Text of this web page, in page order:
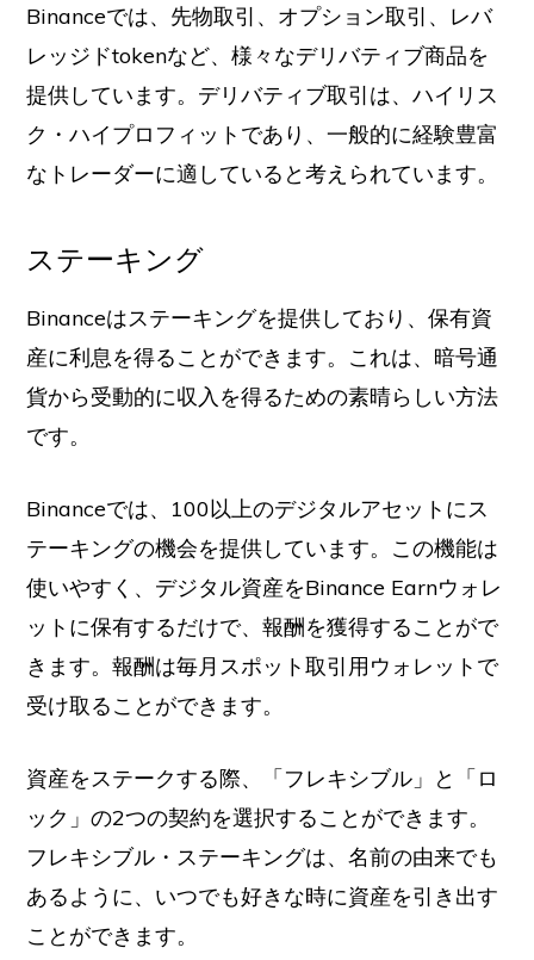
Binanceでは、先物取引、オプション取引、レバ
レッジドtokenなど、様々なデリバティブ商品を
提供しています。デリバティブ取引は、ハイリス
ク・ハイプロフィットであり、一般的に経験豊富
なトレーダーに適していると考えられています。
ステーキング
Binanceはステーキングを提供しており、保有資
産に利息を得ることができます。これは、暗号通
貨から受動的に収入を得るための素晴らしい方法
です。
Binanceでは、100以上のデジタルアセットにス
テーキングの機会を提供しています。この機能は
使いやすく、デジタル資産をBinance Earnウォレ
ットに保有するだけで、報酬を獲得することがで
きます。報酬は毎月スポット取引用ウォレットで
受け取ることができます。
資産をステークする際、「フレキシブル」と「ロ
ック」の2つの契約を選択することができます。
フレキシブル・ステーキングは、名前の由来でも
あるように、いつでも好きな時に資産を引き出す
ことができます。